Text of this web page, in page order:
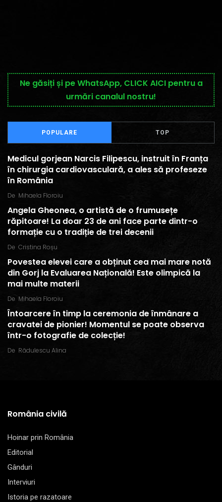
Ne găsiți și pe WhatsApp, CLICK AICI pentru a
urmări canalul nostru!
POPULARE TOP
Medicul gorjean Narcis Filipescu, instruit în Franța
în chirurgia cardiovasculară, a ales să profeseze
în România
De Mihaela Floroiu
Angela Gheonea, o artistă de o frumusețe
răpitoare! La doar 23 de ani face parte dintr-o
formație cu o tradiție de trei decenii
De Cristina Roșu
Povestea elevei care a obținut cea mai mare notă
din Gorj la Evaluarea Națională! Este olimpică la
mai multe materii
De Mihaela Floroiu
Întoarcere în timp la ceremonia de înmânare a
cravatei de pionier! Momentul se poate observa
într-o fotografie de colecție!
De Rădulescu Alina
România civilă
Hoinar prin România
Editorial
Gânduri
Interviuri
Istoria pe razatoare